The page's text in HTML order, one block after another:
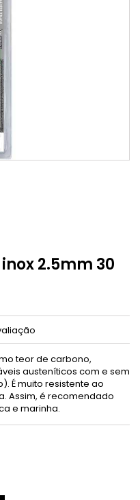
2.5mm 30
teor de carbono,
austeníticos com e sem
É muito resistente ao
Assim, é recomendado
e marinha.